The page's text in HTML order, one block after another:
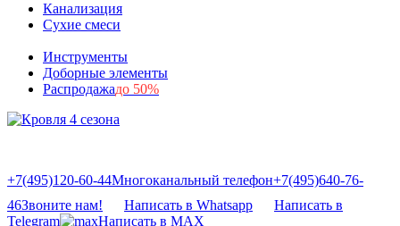
Канализация
Сухие смеси
Инструменты
Доборные элементы
Распродажадо 50%
+7(495)120-60-44Многоканальный телефон+7(495)640-76-
46Звоните нам! Написать в Whatsapp
Написать в
Telegram
Написать в MAX